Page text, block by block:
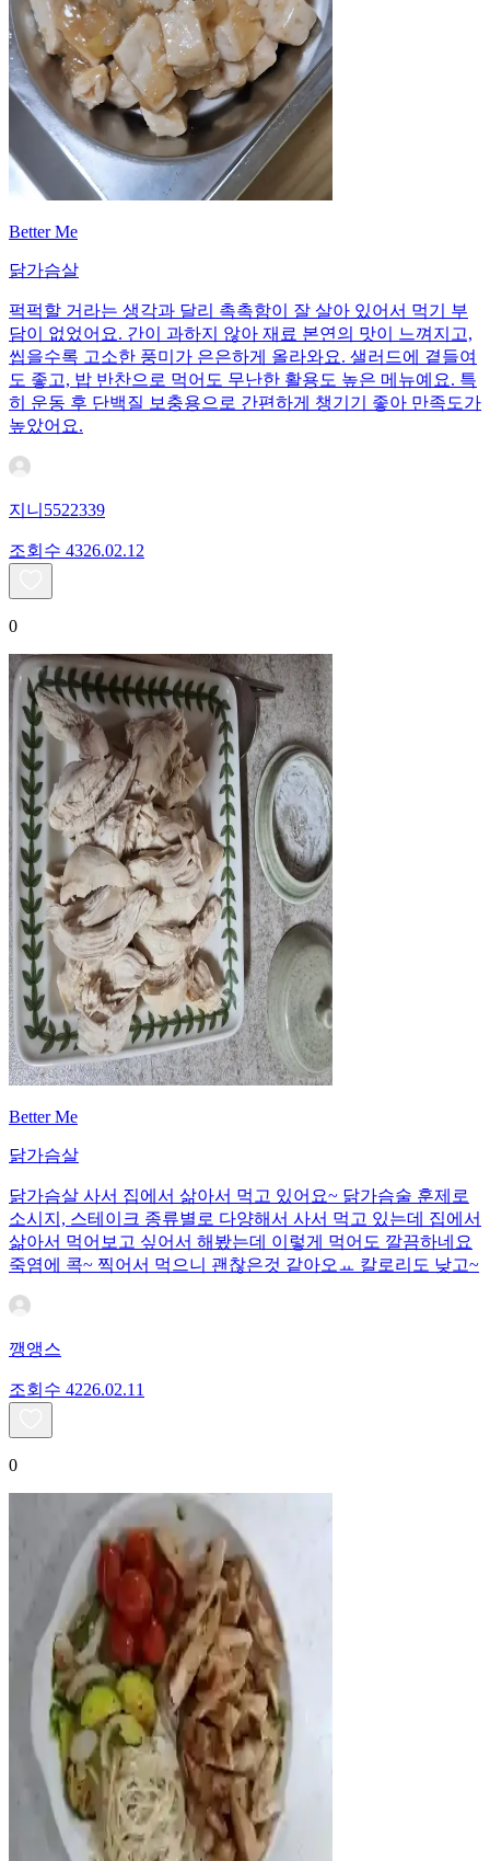
Better Me
닭가슴살
퍽퍽할 거라는 생각과 달리 촉촉함이 잘 살아 있어서 먹기 부
담이 없었어요. 간이 과하지 않아 재료 본연의 맛이 느껴지고,
씹을수록 고소한 풍미가 은은하게 올라와요. 샐러드에 곁들여
도 좋고, 밥 반찬으로 먹어도 무난한 활용도 높은 메뉴예요. 특
히 운동 후 단백질 보충용으로 간편하게 챙기기 좋아 만족도가
높았어요.
지니5522339
조회수 4326.02.12
0
Better Me
닭가슴살
닭가슴살 사서 집에서 삶아서 먹고 있어요~ 닭가슴술 훈제로
소시지, 스테이크 종류별로 다양해서 사서 먹고 있는데 집에서
삶아서 먹어보고 싶어서 해봤는데 이렇게 먹어도 깔끔하네요
죽염에 콕~ 찍어서 먹으니 괜찮은것 같아오ㅛ 칼로리도 낮고~
깽앵스
조회수 4226.02.11
0